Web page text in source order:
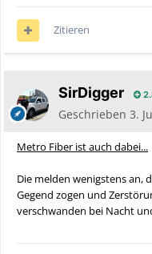
Zitieren
SirDigger
Geschrieben 3.
Metro Fiber ist auch dabei...
Die melden wenigstens an,
Gegend zogen und
verschwanden bei Nacht